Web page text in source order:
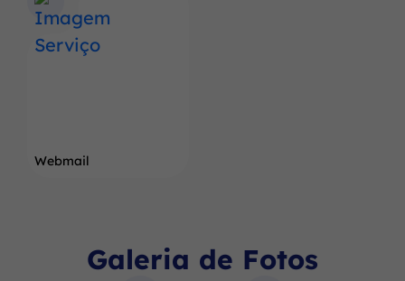
Webmail
Seção Galeria de Fotos
Galeria de Fotos